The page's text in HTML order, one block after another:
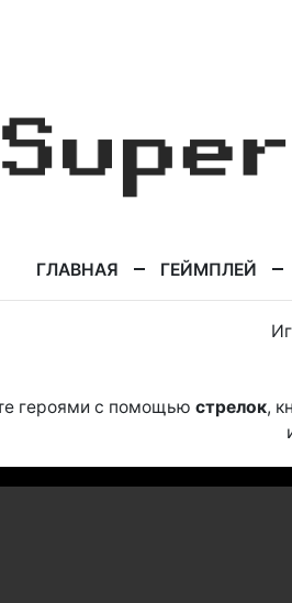
ГЛАВНАЯ ГЕЙМПЛЕЙ
героями с помощью стрелок,